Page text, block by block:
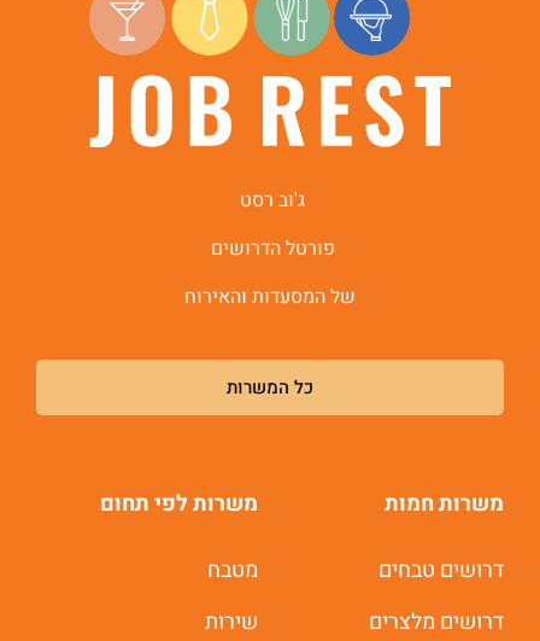
ג'וב רסט
פורטל הדרושים
של המסעדות והאירוח
כל המשרות
משרות חמות
דרושים טבחים
דרושים מלצרים
משרות לפי תחום
מטבח
שירות